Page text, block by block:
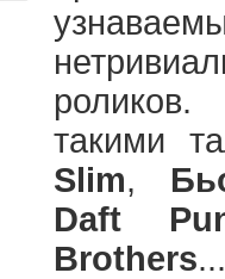
такими
Slim,
Daft
Brothers...